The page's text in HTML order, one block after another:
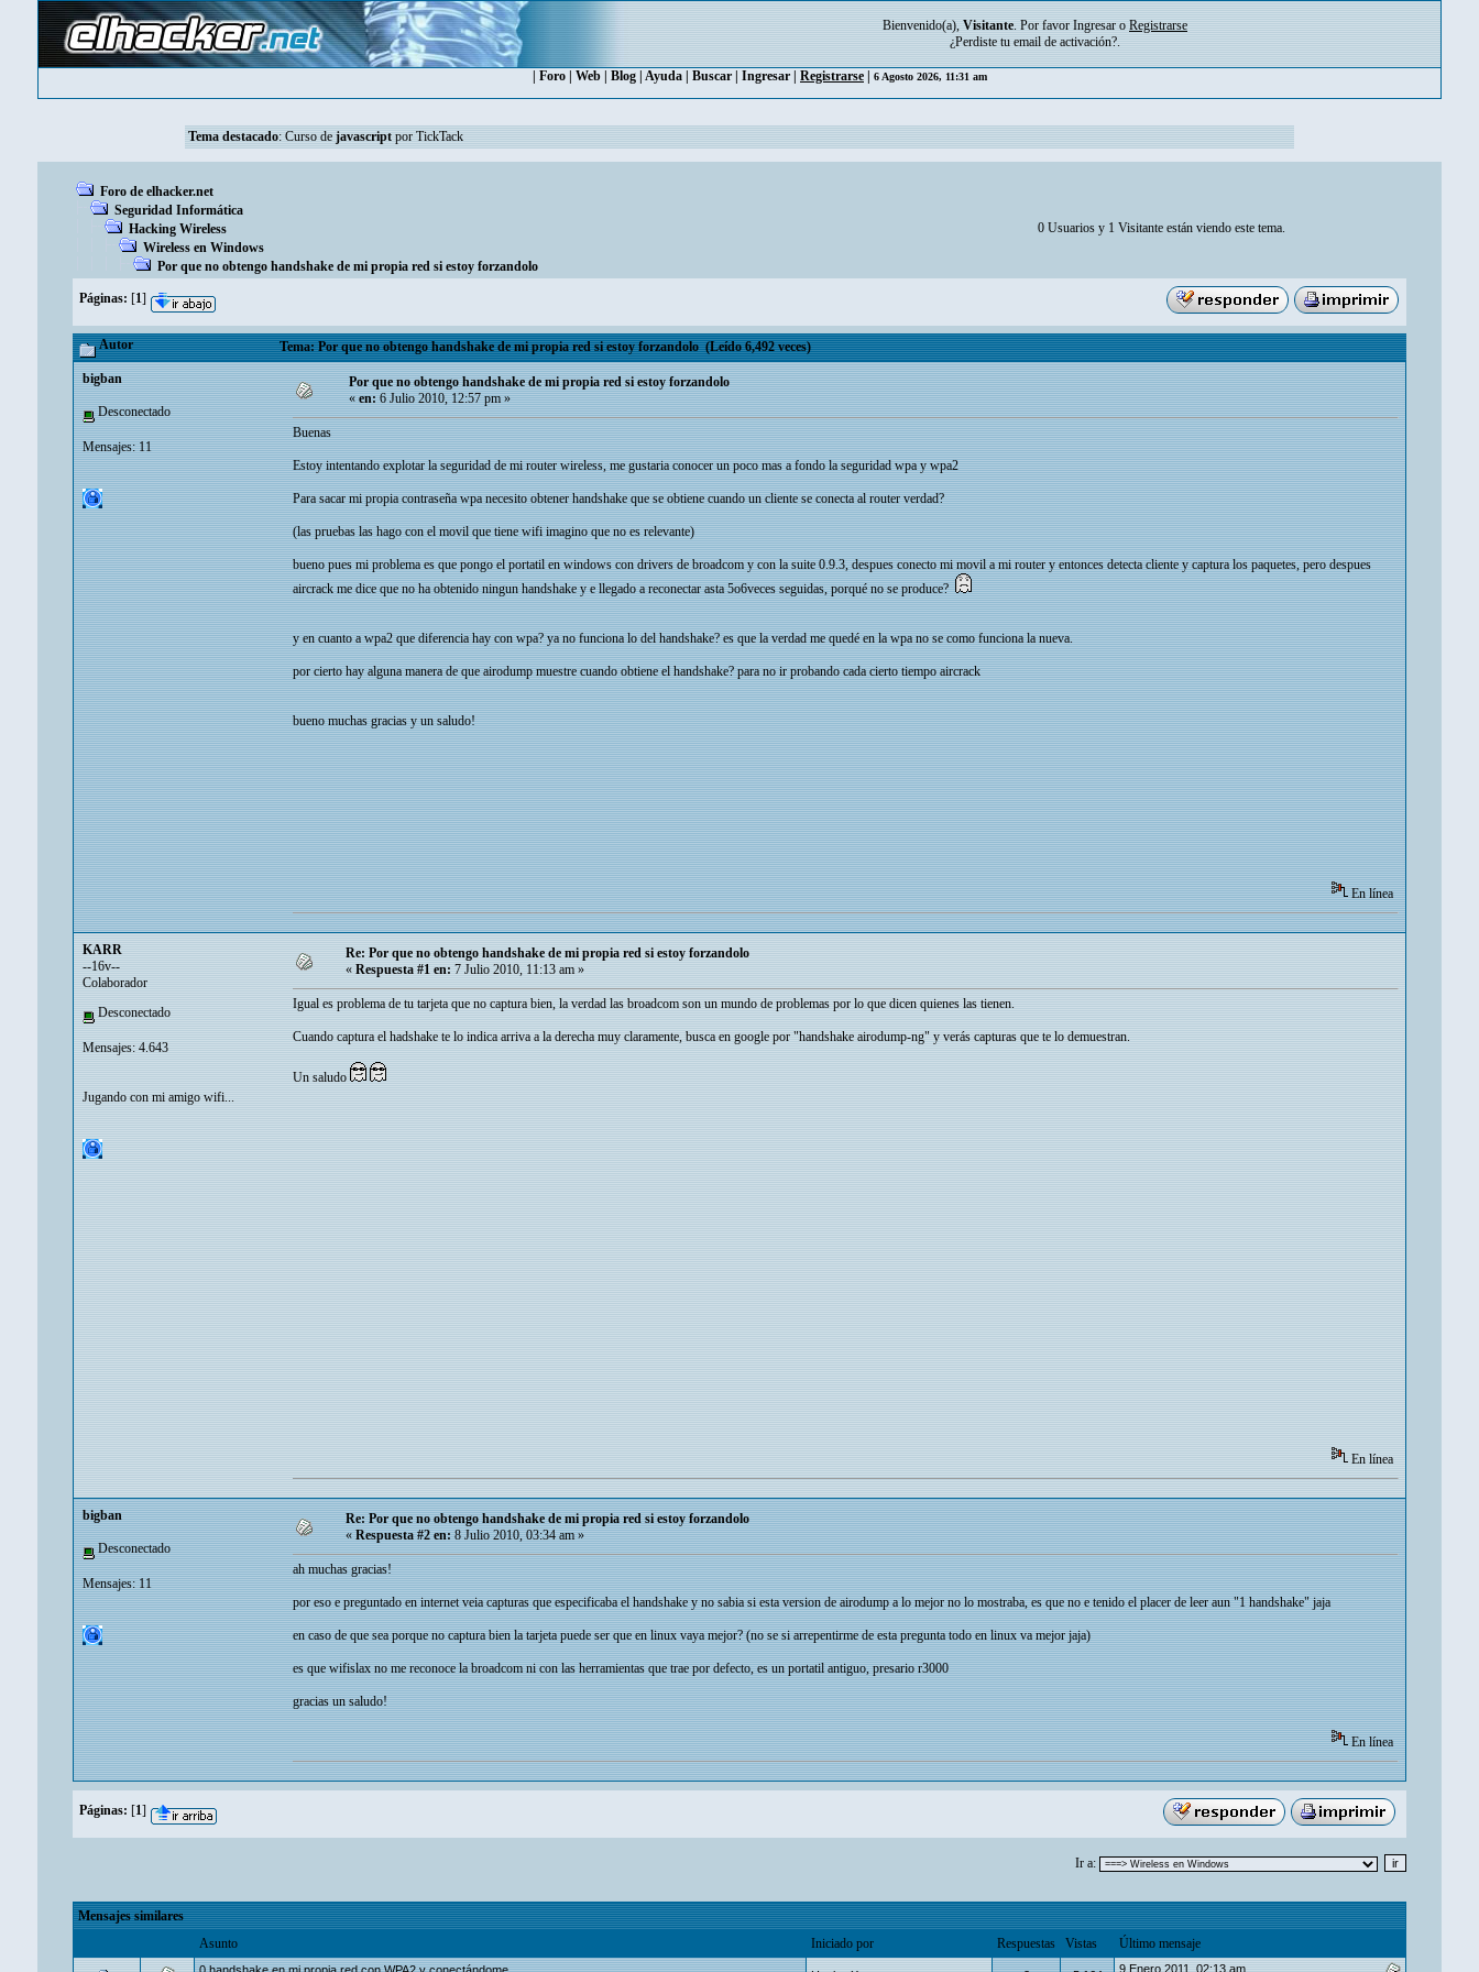
Bienvenido(a), Visitante. Por favor Ingresar o Registrarse
¿Perdiste tu email de activación?.
Foro Web Blog Ayuda Buscar Ingresar Registrarse 6 Agosto 2026, 11:31 am
Tema destacado: Curso de javascript por TickTack
Foro de elhacker.net
Seguridad Informática
Hacking Wireless
Wireless en Windows
Por que no obtengo handshake de mi propia red si estoy forzandolo
0 Usuarios y 1 Visitante están viendo este tema.
Páginas: [1]
Autor Tema: Por que no obtengo handshake de mi propia red si estoy forzandolo (Leído 6,492 veces)
bigban
Desconectado
Mensajes: 11
Por que no obtengo handshake de mi propia red si estoy forzandolo
«en:6 Julio 2010, 12:57 pm »
Buenas
Estoy intentando explotar la seguridad de mi router wireless, me gustaria conocer un poco mas a fondo la seguridad wpa y wpa2
Para sacar mi propia contraseña wpa necesito obtener handshake que se obtiene cuando un cliente se conecta al router verdad?
(las pruebas las hago con el movil que tiene wifi imagino que no es relevante)
bueno pues mi problema es que pongo el portatil en windows con drivers de broadcom y con la suite 0.9.3, despues conecto mi movil a mi router y entonces detecta cliente y captura los paquetes, pero despues
aircrack me dice que no ha obtenido ningun handshake y e llegado a reconectar asta 5o6veces seguidas, porqué no se produce?
y en cuanto a wpa2 que diferencia hay con wpa? ya no funciona lo del handshake? es que la verdad me quedé en la wpa no se como funciona la nueva.
por cierto hay alguna manera de que airodump muestre cuando obtiene el handshake? para no ir probando cada cierto tiempo aircrack
bueno muchas gracias y un saludo!
En línea
KARR
--16v--
Colaborador
Desconectado
Mensajes: 4.643
Jugando con mi amigo wifi...
Re: Por que no obtengo handshake de mi propia red si estoy forzandolo
« Respuesta #1 en: 7 Julio 2010, 11:13 am »
Igual es problema de tu tarjeta que no captura bien, la verdad las broadcom son un mundo de problemas por lo que dicen quienes las tienen.
Cuando captura el hadshake te lo indica arriva a la derecha muy claramente, busca en google por "handshake airodump-ng" y verás capturas que te lo demuestran.
Un saludo
En línea
bigban
Desconectado
Mensajes: 11
Re: Por que no obtengo handshake de mi propia red si estoy forzandolo
«Respuesta #2 en:8 Julio 2010, 03:34 am »
ah muchas gracias!
por eso e preguntado en internet veia capturas que especificaba el handshake y no sabia si esta version de airodump a lo mejor no lo mostraba, es que no e tenido el placer de leer aun "1 handshake" jaja
en caso de que sea porque no captura bien la tarjeta puede ser que en linux vaya mejor? (no se si arrepentirme de esta pregunta todo en linux va mejor jaja)
es que wifislax no me reconoce la broadcom ni con las herramientas que trae por defecto, es un portatil antiguo, presario r3000
gracias un saludo!
En línea
Páginas: [1]
Ir a:
Mensajes similares
Asunto
Iniciado por Respuestas Vistas Último mensaje
9 Enero 2011, 02:13 am